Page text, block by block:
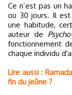
Ce n’est pas un hasard, si le mois du Ramadan comporte 29
ou 30 jours. Il
une habitude,
auteur de
fonctionnement
chaque individu
Lire aussi :
fin du jeûne ?